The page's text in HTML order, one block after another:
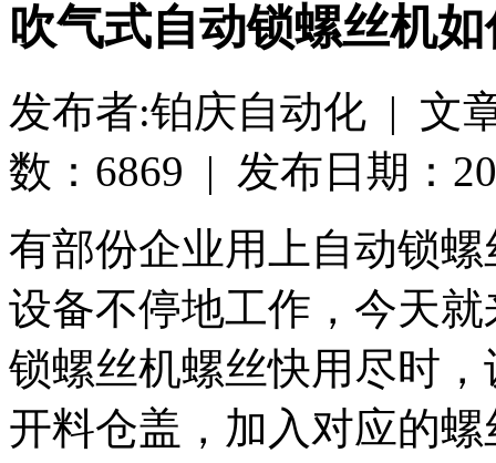
吹气式自动锁螺丝机
发布者:铂庆自动化 | 文
数：6869 | 发布日期：
有部份企业用上自动锁
设备不停地工作，今天
锁螺丝机螺丝快用尽时
开料仓盖，加入对应的